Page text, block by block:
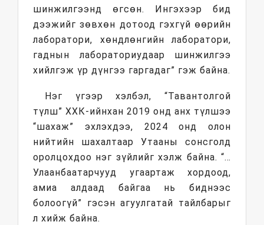
шинжилгээнд өгсөн. Ингэхээр бид
дээжийг зөвхөн дотоод гэхгүй өөрийн
лаборатори, хөндлөнгийн лаборатори,
гаднын лабораториудаар шинжилгээ
хийлгэж үр дүнгээ гаргадаг” гэж байна.
Нэг үгээр хэлбэл, “Тавантолгой
түлш” ХХК-ийнхан 2019 онд анх түлшээ
“шахаж” эхлэхдээ, 2024 онд олон
нийтийн шахалтаар Утааны сонсголд
оролцохдоо нэг зүйлийг хэлж байна. “…
Улаанбаатарчууд угаартаж хордоод,
амиа алдаад байгаа нь биднээс
болоогүй” гэсэн агуулгатай тайлбарыг
л хийж байна.